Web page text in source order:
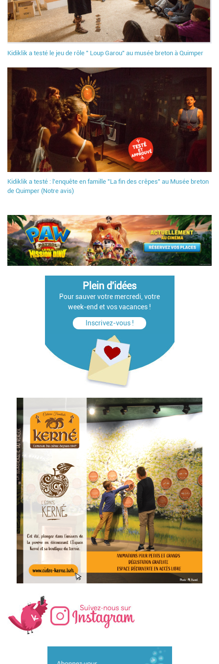
Kidiklik a testé le jeu de rôle " Loup Garou" au musée breton à Quimper
Kidiklik a testé : l'enquête en famille "La fin des crêpes" au Musée breton
de Quimper (Notre avis)
Plein d'idées
Pour sauver votre mercredi, votre
week-end et vos vacances !
Inscrivez-vous !